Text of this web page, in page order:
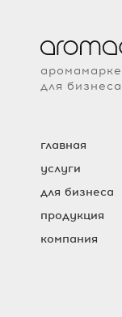
для бизнеса
главная
услуги
для бизнеса
продукция
компания